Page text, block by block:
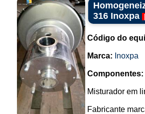
316 Inoxpa
Código do
Marca: Inoxpa
Componentes:
Misturador em
Fabricante